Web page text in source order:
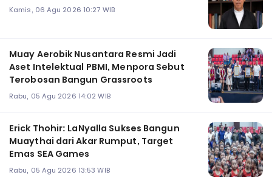
Kamis, 06 Agu 2026 10:27 WIB
Muay Aerobik Nusantara Resmi Jadi
Aset Intelektual PBMI, Menpora Sebut
Terobosan Bangun Grassroots
Rabu, 05 Agu 2026 14:02 WIB
Erick Thohir: LaNyalla Sukses Bangun
Muaythai dari Akar Rumput, Target
Emas SEA Games
Rabu, 05 Agu 2026 13:53 WIB